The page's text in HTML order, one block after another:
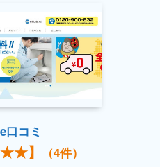
口コミ
】 （4件）